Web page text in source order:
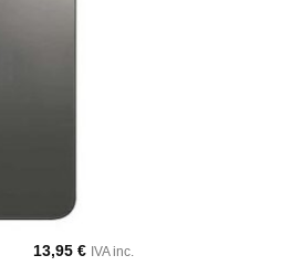
13,95€ IVA inc.